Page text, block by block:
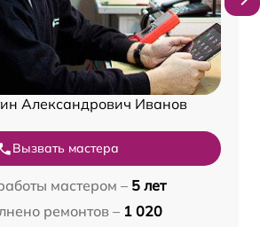
Александрович Иванов
Вызвать мастера
мастером – 5 лет
ремонтов – 1 020